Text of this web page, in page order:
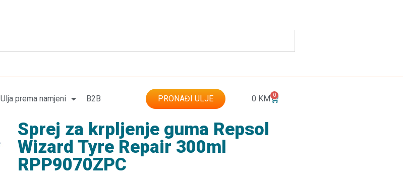
Ulja prema namjeni B2B PRONAĐI ULJE 0 KM 0
Sprej za krpljenje guma Repsol
Wizard Tyre Repair 300ml
RPP9070ZPC